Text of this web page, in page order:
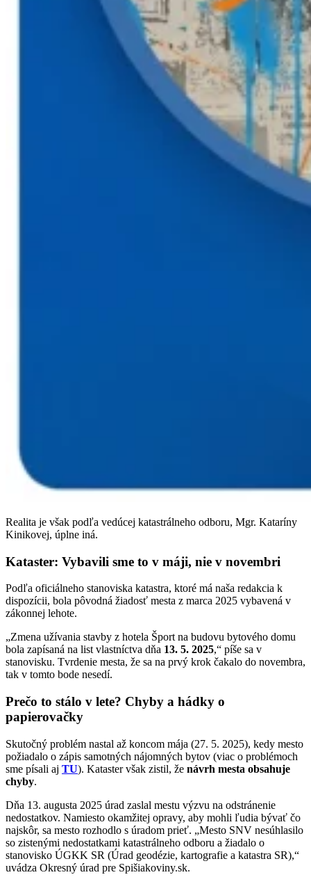
Realita je však podľa vedúcej katastrálneho odboru, Mgr. Kataríny
Kinikovej, úplne iná.
Kataster: Vybavili sme to v máji, nie v novembri
Podľa oficiálneho stanoviska katastra, ktoré má naša redakcia k
dispozícii, bola pôvodná žiadosť mesta z marca 2025 vybavená v
zákonnej lehote.
„Zmena užívania stavby z hotela Šport na budovu bytového domu
bola zapísaná na list vlastníctva dňa 13. 5. 2025,“ píše sa v
stanovisku. Tvrdenie mesta, že sa na prvý krok čakalo do novembra,
tak v tomto bode nesedí.
Prečo to stálo v lete? Chyby a hádky o
papierovačky
Skutočný problém nastal až koncom mája (27. 5. 2025), kedy mesto
požiadalo o zápis samotných nájomných bytov (viac o problémoch
sme písali aj TU). Kataster však zistil, že návrh mesta obsahuje
chyby.
Dňa 13. augusta 2025 úrad zaslal mestu výzvu na odstránenie
nedostatkov. Namiesto okamžitej opravy, aby mohli ľudia bývať čo
najskôr, sa mesto rozhodlo s úradom prieť. „Mesto SNV nesúhlasilo
so zistenými nedostatkami katastrálneho odboru a žiadalo o
stanovisko ÚGKK SR (Úrad geodézie, kartografie a katastra SR),“
uvádza Okresný úrad pre Spišiakoviny.sk.